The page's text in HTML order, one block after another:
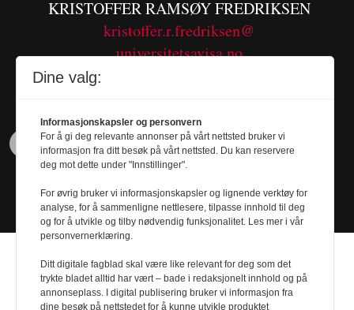
KRISTOFFER RAMSØY FREDRIKSEN
kristoffer.r.fredriksen@
universitetsavisa.no
Dine valg:
Informasjonskapsler og personvern
For å gi deg relevante annonser på vårt nettsted bruker vi
informasjon fra ditt besøk på vårt nettsted. Du kan reservere
deg mot dette under "Innstillinger".
For øvrig bruker vi informasjonskapsler og lignende verktøy for
analyse, for å sammenligne nettlesere, tilpasse innhold til deg
og for å utvikle og tilby nødvendig funksjonalitet. Les mer i vår
personvernerklæring.
Ditt digitale fagblad skal være like relevant for deg som det
trykte bladet alltid har vært – bade i redaksjonelt innhold og på
annonseplass. I digital publisering bruker vi informasjon fra
dine besøk på nettstedet for å kunne utvikle produktet